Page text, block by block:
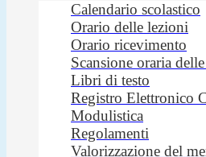
Calendario scolastico
Orario delle lezioni
Orario ricevimento
Scansione oraria
Libri di testo
Registro Elettronico
Modulistica
Regolamenti
Valorizzazione del